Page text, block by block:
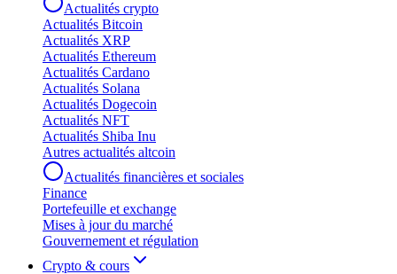
Actualités crypto
Actualités Bitcoin
Actualités XRP
Actualités Ethereum
Actualités Cardano
Actualités Solana
Actualités Dogecoin
Actualités NFT
Actualités Shiba Inu
Autres actualités altcoin
Actualités financières et sociales
Finance
Portefeuille et exchange
Mises à jour du marché
Gouvernement et régulation
Crypto & cours